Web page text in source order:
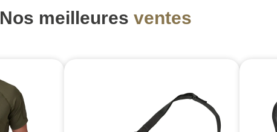
Nos meilleures ventes